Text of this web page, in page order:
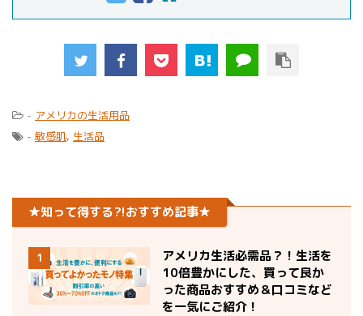
- アメリカの生活用品
- 敏感肌, 生活品
★知って得する?!おすすめ記事★
1
アメリカ生活必需品？！生活を
10倍豊かにした、買って良か
った商品おすすめ＆口コミなど
を一気にご紹介！